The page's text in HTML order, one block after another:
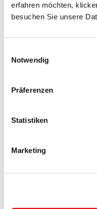
erfahren möchten,
besuchen Sie unsere
Notwendig
Präferenzen
Statistiken
Marketing
CAPTOP
préhension
Plus de détails ...